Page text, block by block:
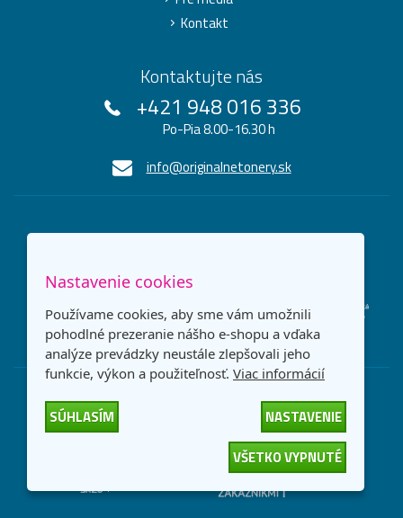
Kontakt
Kontaktujte nás
+421 948 016 336
Po-Pia 8.00-16.30 h
info@originalnetonery.sk
DOPRAVNÉ METÓDY
Nastavenie cookies
Používame cookies, aby sme vám umožnili
pohodlné prezeranie nášho e-shopu a vďaka
analýze prevádzky neustále zlepšovali jeho
funkcie, výkon a použiteľnosť. Viac informácií
SÚHLASÍM
NASTAVENIE
VŠETKO VYPNUTÉ